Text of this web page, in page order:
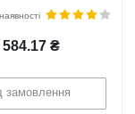
584.17₴
замовлення